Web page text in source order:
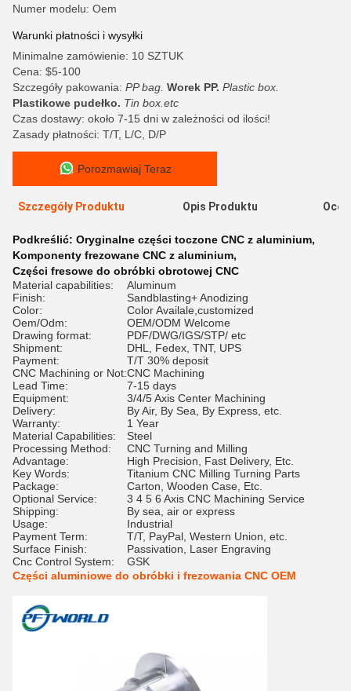
Numer modelu: Oem
Warunki płatności i wysyłki
Minimalne zamówienie: 10 SZTUK
Cena: $5-100
Szczegóły pakowania: PP bag. Worek PP. Plastic box.
Plastikowe pudełko. Tin box.etc
Czas dostawy: około 7-15 dni w zależności od ilości!
Zasady płatności: T/T, L/C, D/P
Porozmawiaj Teraz
Szczegóły Produktu Opis Produktu
Podkreślić: Oryginalne części toczone CNC z aluminium,
Komponenty frezowane CNC z aluminium,
Części fresowe do obróbki obrotowej CNC
Material capabilities:
Aluminum
Finish:
Sandblasting+ Anodizing
Color:
Color Availale,customized
Oem/Odm:
OEM/ODM Welcome
Drawing format:
PDF/DWG/IGS/STP/ etc
Shipment:
DHL, Fedex, TNT, UPS
Payment:
T/T 30% deposit
CNC Machining or Not:CNC Machining
Lead Time:
7-15 days
Equipment:
3/4/5 Axis Center Machining
Delivery:
By Air, By Sea, By Express, etc.
Warranty:
1 Year
Material Capabilities:
Steel
Processing Method:
CNC Turning and Milling
Advantage:
High Precision, Fast Delivery, Etc.
Key Words:
Titanium CNC Milling Turning Parts
Package:
Carton, Wooden Case, Etc.
Optional Service:
3 4 5 6 Axis CNC Machining Service
Shipping:
By sea, air or express
Usage:
Industrial
Payment Term:
T/T, PayPal, Western Union, etc.
Surface Finish:
Passivation, Laser Engraving
Cnc Control System:
GSK
Części aluminiowe do obróbki i frezowania CNC OEM